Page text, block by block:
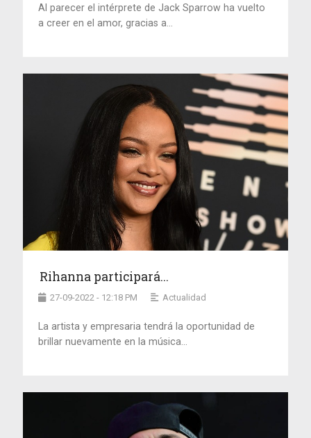
Al parecer el intérprete de Jack Sparrow ha vuelto
a creer en el amor, gracias a...
Rihanna participará...
27-09-2022 - 12:18 PM Actualidad
La artista y empresaria tendrá la oportunidad de
brillar nuevamente en la música...